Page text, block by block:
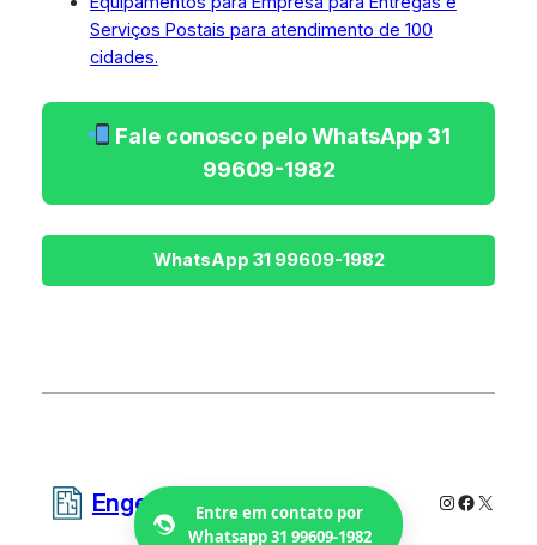
Serviços Postais para atendimento de 100
cidades.
Fale conosco pelo WhatsApp 31
99609-1982
Engetecno Projetos Instagram
X
Entre em contato por
Whatsapp 31 99609-1982